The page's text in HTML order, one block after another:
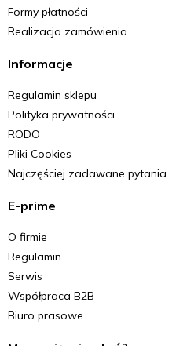
Formy płatności
Realizacja zamówienia
Informacje
Regulamin sklepu
Polityka prywatności
RODO
Pliki Cookies
Najczęściej zadawane pytania
E-prime
O firmie
Regulamin
Serwis
Współpraca B2B
Biuro prasowe